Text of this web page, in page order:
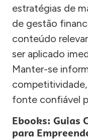
estratégias de
de gestão
conteúdo
ser aplicado
Manter-se
fonte confiável
Ebooks: Guias
para